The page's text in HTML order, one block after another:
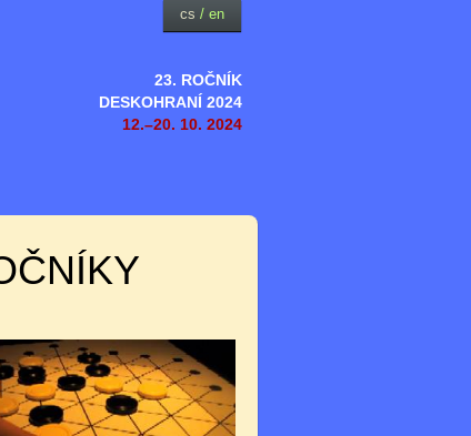
23. ROČNÍK
DESKOHRANÍ 2024
12.–20. 10. 2024
cs / en